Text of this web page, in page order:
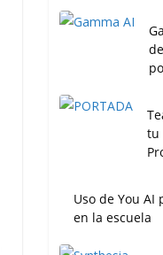
tu
Uso de You
en la escuela